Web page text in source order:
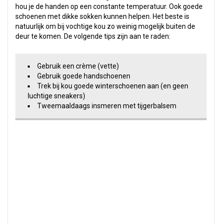
hou je de handen op een constante temperatuur. Ook goede
schoenen met dikke sokken kunnen helpen. Het beste is
natuurlijk om bij vochtige kou zo weinig mogelijk buiten de
deur te komen. De volgende tips zijn aan te raden:
Gebruik een crème (vette)
Gebruik goede handschoenen
Trek bij kou goede winterschoenen aan (en geen
luchtige sneakers)
Tweemaaldaags insmeren met tijgerbalsem